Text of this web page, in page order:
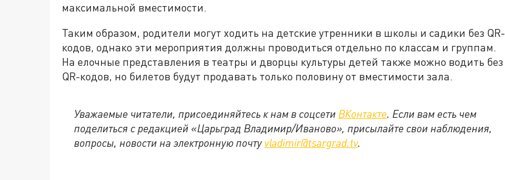
максимальной вместимости.
Таким образом, родители могут ходить на детские утренники в школы и садики без QR-
кодов, однако эти мероприятия должны проводиться отдельно по классам и группам.
На елочные представления в театры и дворцы культуры детей также можно водить без
QR-кодов, но билетов будут продавать только половину от вместимости зала.
Уважаемые читатели, присоединяйтесь к нам в соцсети ВКонтакте. Если вам есть чем
поделиться с редакцией «Царьград Владимир/Иваново», присылайте свои наблюдения,
вопросы, новости на электронную почту vladimir@tsargrad.tv.